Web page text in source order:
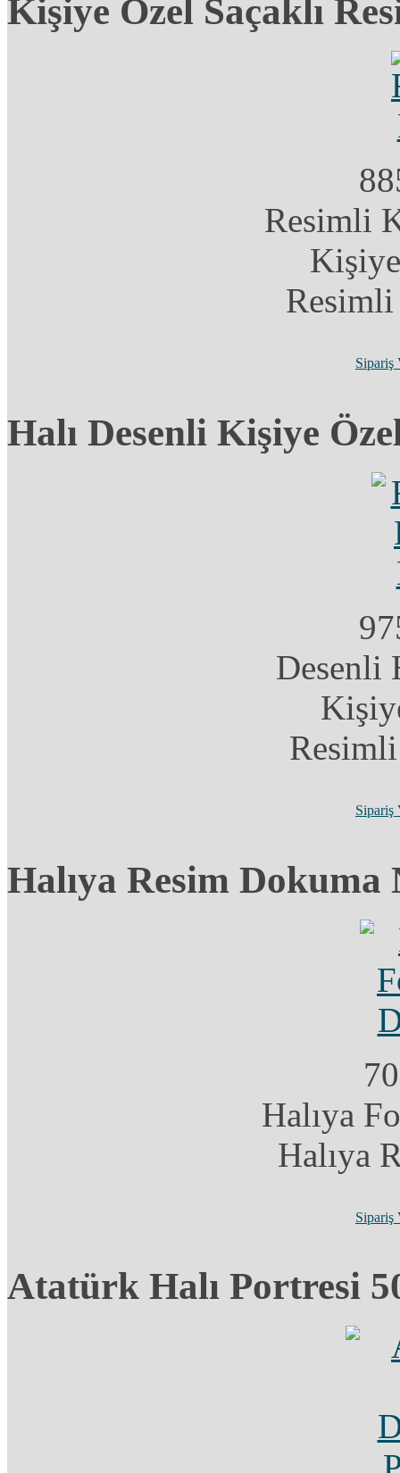
Kişiye Özel Saçaklı
Resimli
Sipariş
Halı Desenli Kişiye
Desenli
Sipariş
Halıya Resim Dokuma
Halıya
Halıya
Sipariş
Atatürk Halı Portresi